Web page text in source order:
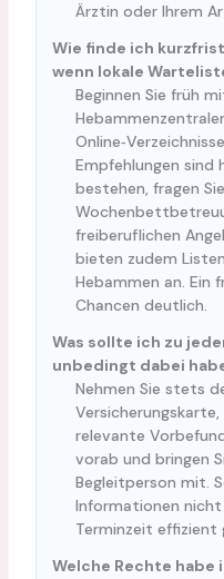
Ärztin oder Ihrem
Wie finde ich
wenn lokale
Beginnen Sie früh
Empfehlungen sind
bestehen, fragen
freiberuflichen
bieten zudem
Hebammen an. Ein
Chancen deutlich.
Was sollte ich zu
unbedingt dabei
Nehmen Sie stets
relevante
vorab und bringen
Begleitperson mit.
Informationen nicht
Terminzeit effizient
Welche Rechte